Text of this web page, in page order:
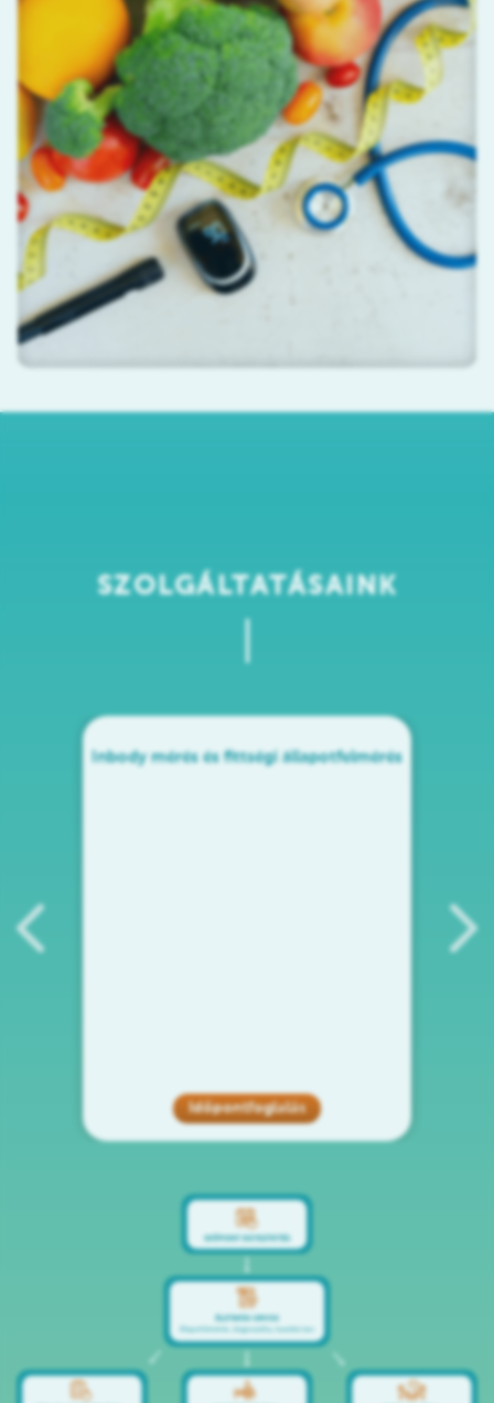
SZOLGÁLTATÁSAINK
Inbody mérés és fittségi állapotfelmérés
Időpontfoglalás